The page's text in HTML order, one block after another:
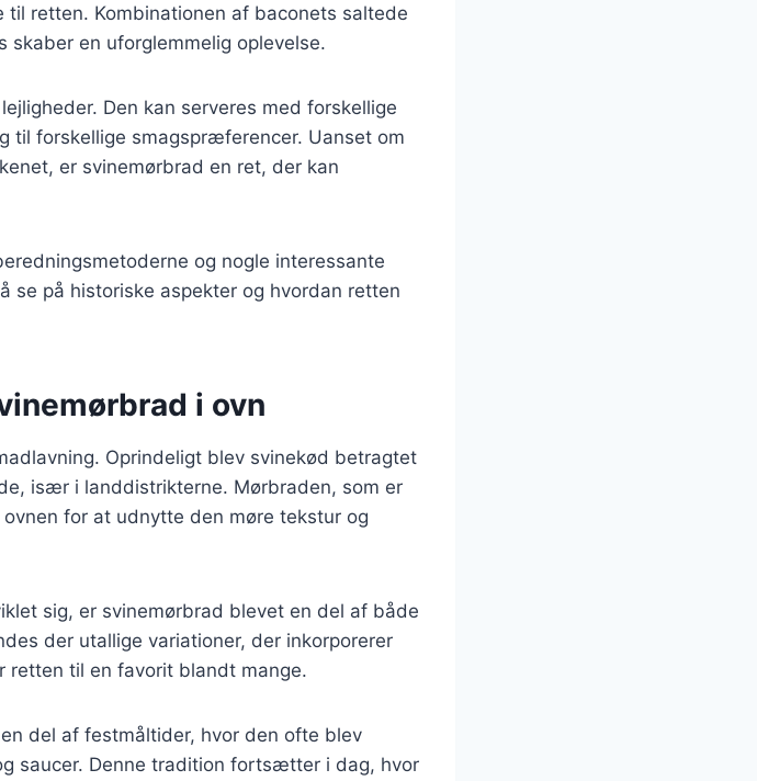
retten. Kombinationen af baconets saltede
skaber en uforglemmelig oplevelse.
Den kan serveres med forskellige
til forskellige smagspræferencer. Uanset om
er svinemørbrad en ret, der kan
og nogle interessante
se på historiske aspekter og hvordan retten
i ovn
Oprindeligt blev svinekød betragtet
især i landdistrikterne. Mørbraden, som er
for at udnytte den møre tekstur og
sig, er svinemørbrad blevet en del af både
der utallige variationer, der inkorporerer
retten til en favorit blandt mange.
del af festmåltider, hvor den ofte blev
saucer. Denne tradition fortsætter i dag, hvor